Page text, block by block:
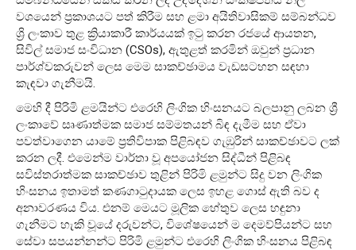
වශයෙන් ප්‍රකාශයට පත් කිරීම සහ ළමා අයිතිවාසිකම් සම්බන්ධව
ශ්‍රි ලංකාව තුළ ක්‍රියාකාරී කාර්යයක් ඉටු කරන රජයේ ආයතන,
සිවිල් සමාජ සංවිධාන (CSOs), ඇතුළත් කරමින් ඔවුන් ප්‍රධාන
පාර්ශ්වකරුවන් ලෙස මෙම සාකච්ඡාමය වැඩසටහන සඳහා
කැඳවා ගැනීමයි.
මෙහි දී පිරිමි ළමයින්ට එරෙහි ලිංගික හිංසනයට බලපානු ලබන ශ්‍රී
ලංකාවේ සෘණාත්මක සමාජ සම්මතයන් බිඳ දැමීම සහ ඒවා
පවත්වාගෙන යාමේ ප්‍රතිවිපාක පිළිබඳව ගැඹුරින් සාකච්ඡාවට ලක්
කරන ලදී. එමෙන්ම වාර්තා වූ අපයෝජන සිද්ධීන් පිළිබඳ
සවිස්තරාත්මක සාකච්ඡාව තුළින් පිරිමි ළමුන්ට සිදු වන ලිංගික
හිංසනය ඉතාමත් කණගාටුදායක ලෙස ඉහළ ගොස් ඇති බව ද
අනාවරණය විය. එනම් මෙයට මූලික හේතුව ලෙස හඳුනා
ගැනීමට හැකි වූයේ දරුවන්ට, විශේෂයෙන් ම දෙමව්පියන්ට සහ
සේවා සපයන්නන්ට පිරිමි ළමුන්ට එරෙහි ලිංගික හිංසනය පිළිබඳ